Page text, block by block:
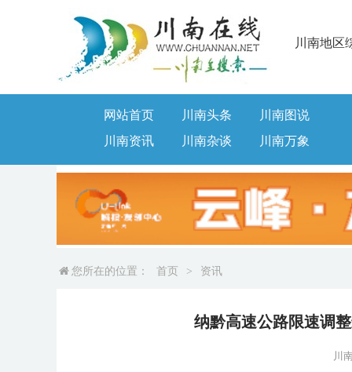
川南地区
网站首页 川南头条
川南图说
川南资讯
川南杂谈 川南万象
您所在的位置： 首页 > 资讯
纳黔高速公路限速调
川